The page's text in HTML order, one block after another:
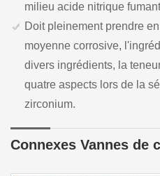
milieu acide nitrique
Doit pleinement prendre
moyenne corrosive,
divers ingrédients, la
quatre aspects lors de la
zirconium.
Connexes Vannes de